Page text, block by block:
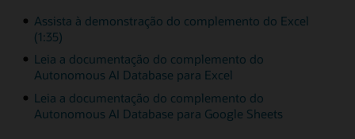
Assista à demonstração do complemento do Excel
(1:35)
Leia a documentação do complemento do
Autonomous AI Database para Excel
Leia a documentação do complemento do
Autonomous AI Database para Google Sheets